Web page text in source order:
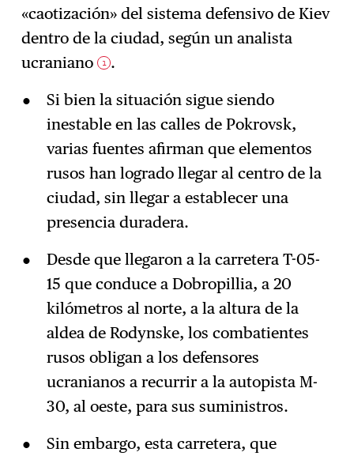
«caotización» del sistema defensivo de Kiev
dentro de la ciudad, según un analista
ucraniano 1 .
Si bien la situación sigue siendo
inestable en las calles de Pokrovsk,
varias fuentes afirman que elementos
rusos han logrado llegar al centro de la
ciudad, sin llegar a establecer una
presencia duradera.
Desde que llegaron a la carretera T-05-
15 que conduce a Dobropillia, a 20
kilómetros al norte, a la altura de la
aldea de Rodynske, los combatientes
rusos obligan a los defensores
ucranianos a recurrir a la autopista M-
30, al oeste, para sus suministros.
Sin embargo, esta carretera, que